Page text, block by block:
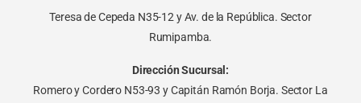
Teresa de Cepeda N35-12 y Av. de la República. Sector
Rumipamba.
Dirección Sucursal:
Romero y Cordero N53-93 y Capitán Ramón Borja. Sector La